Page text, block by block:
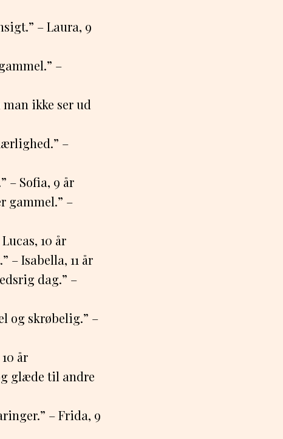
– Laura, 9
–
ikke ser ud
–
– Sofia, 9 år
gammel.” –
10 år
– Isabella, 11 år
dag.” –
og skrøbelig.” –
år
glæde til andre
– Frida, 9